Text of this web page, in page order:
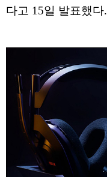
다고 15일 발표했다.